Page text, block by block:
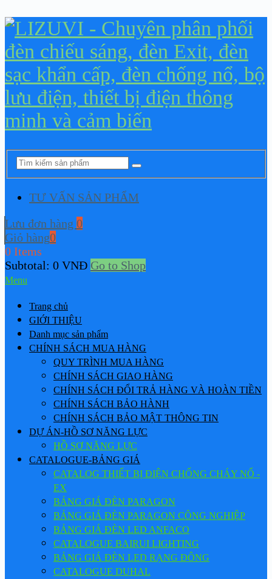
TƯ VẤN SẢN PHẨM
Lưu đơn hàng 0
Giỏ hàng0
0 Items
Subtotal: 0 VNĐ Go to Shop
Menu
Trang chủ
GIỚI THIỆU
Danh mục sản phẩm
CHÍNH SÁCH MUA HÀNG
QUY TRÌNH MUA HÀNG
CHÍNH SÁCH GIAO HÀNG
CHÍNH SÁCH ĐỔI TRẢ HÀNG VÀ HOÀN TIỀN
CHÍNH SÁCH BẢO HÀNH
CHÍNH SÁCH BẢO MẬT THÔNG TIN
DỰ ÁN-HỒ SƠ NĂNG LỰC
HỒ SƠ NĂNG LỰC
CATALOGUE-BẢNG GIÁ
CATALOG THIẾT BỊ ĐIỆN CHỐNG CHÁY NỔ -
EX
BẢNG GIÁ ĐÈN PARAGON
BẢNG GIÁ ĐÈN PARAGON CÔNG NGHIỆP
BẢNG GIÁ ĐÈN LED ANFACO
CATALOGUE BAIRUI LIGHTING
BẢNG GIÁ ĐÈN LED RẠNG ĐÔNG
CATALOGUE DUHAL